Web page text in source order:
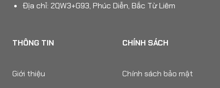
Địa chỉ: 2QW3+G93, Phúc Diễn, Bắc Từ Liêm
THÔNG TIN
Giới thiệu
CHÍNH SÁCH
Chính sách bảo mật